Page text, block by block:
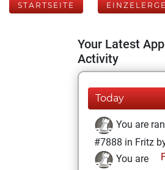
STARTSEITE
Your Latest App
Activity
Today
You are
#7888 in Fritz
You are